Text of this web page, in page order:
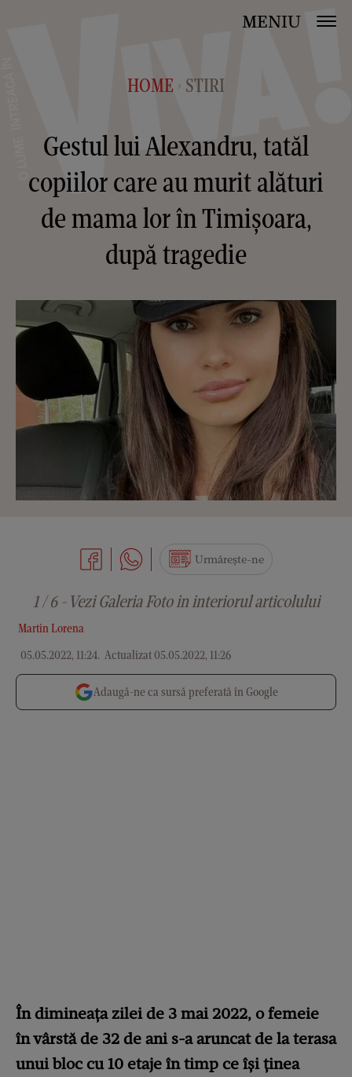
MENIU
HOME > STIRI
Gestul lui Alexandru, tatăl
copiilor care au murit alături
de mama lor în Timișoara,
după tragedie
Martin Lorena
05.05.2022, 11:24. Actualizat 05.05.2022, 11:26
Urmărește-ne
1 / 6 - Vezi Galeria Foto in interiorul articolului
Adaugă-ne ca sursă preferată în Google
În dimineața zilei de 3 mai 2022, o femeie
în vârstă de 32 de ani s-a aruncat de la terasa
unui bloc cu 10 etaje în timp ce își ținea